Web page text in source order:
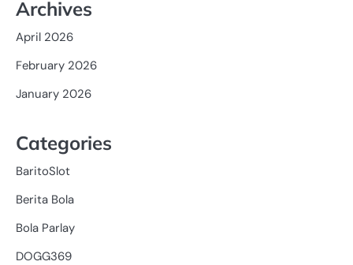
Archives
April 2026
February 2026
January 2026
Categories
BaritoSlot
Berita Bola
Bola Parlay
DOGG369